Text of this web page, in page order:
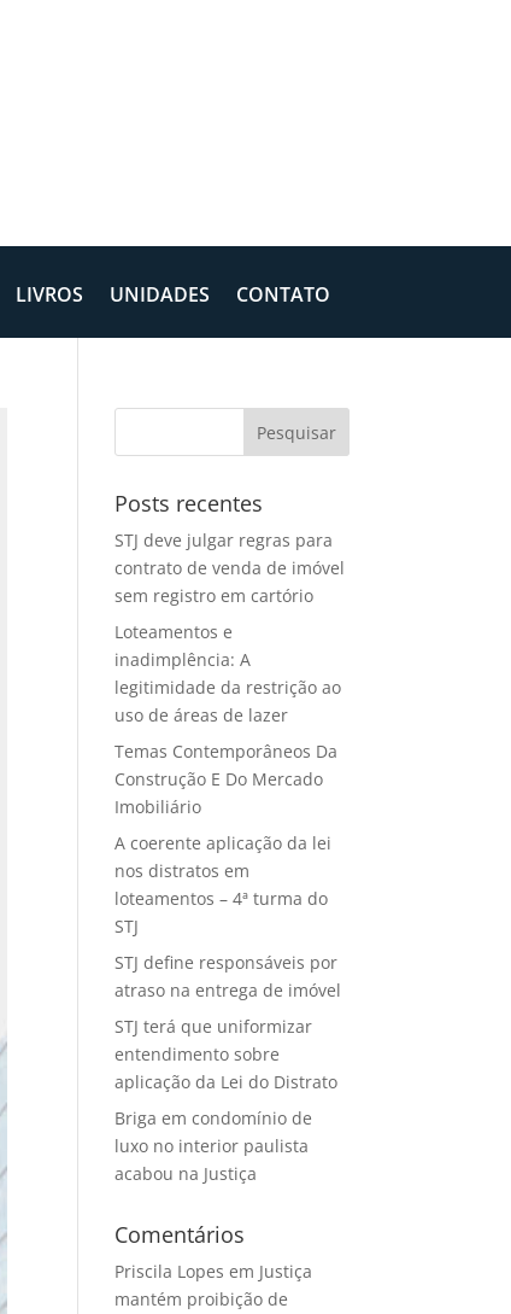
LIVROS UNIDADES CONTATO
Posts recentes
STJ deve julgar regras para
contrato de venda de imóvel
sem registro em cartório
Loteamentos e
inadimplência: A
legitimidade da restrição ao
uso de áreas de lazer
Temas Contemporâneos Da
Construção E Do Mercado
Imobiliário
A coerente aplicação da lei
nos distratos em
loteamentos – 4ª turma do
STJ
STJ define responsáveis por
atraso na entrega de imóvel
STJ terá que uniformizar
entendimento sobre
aplicação da Lei do Distrato
Briga em condomínio de
luxo no interior paulista
acabou na Justiça
Comentários
Priscila Lopes em Justiça
mantém proibição de